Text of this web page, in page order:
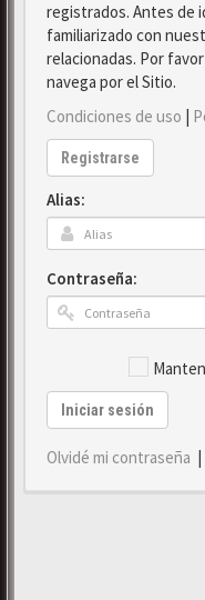
registrados. Antes de
familiarizado con
relacionadas. Por
navega por el Sitio.
Condiciones de uso |
Registrarse
Alias:
Contraseña:
Iniciar sesión
Olvidé mi contraseña |